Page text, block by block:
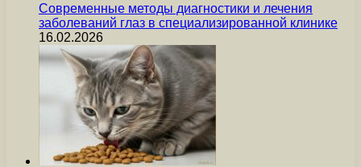
Современные методы диагностики и лечения
заболеваний глаз в специализированной клинике
16.02.2026